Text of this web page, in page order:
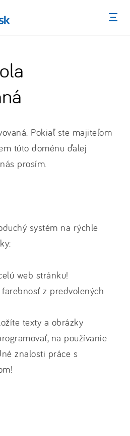
Menu
Pokiaľ ste majiteľom
túto doménu ďalej
prosím.
systém na rýchle
web stránku!
z predvolených
texty a obrázky
na používanie
znalosti práce s